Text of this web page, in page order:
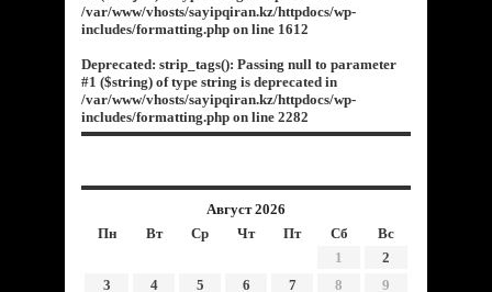
/var/www/vhosts/sayipqiran.kz/httpdocs/wp-
includes/formatting.php on line 1612
Deprecated: strip_tags(): Passing null to parameter
#1 ($string) of type string is deprecated in
/var/www/vhosts/sayipqiran.kz/httpdocs/wp-
includes/formatting.php on line 2282
Август 2026
Пн
Вт Ср Чт Пт Сб
Вс
1
2
3
4 5 6 7 8
9